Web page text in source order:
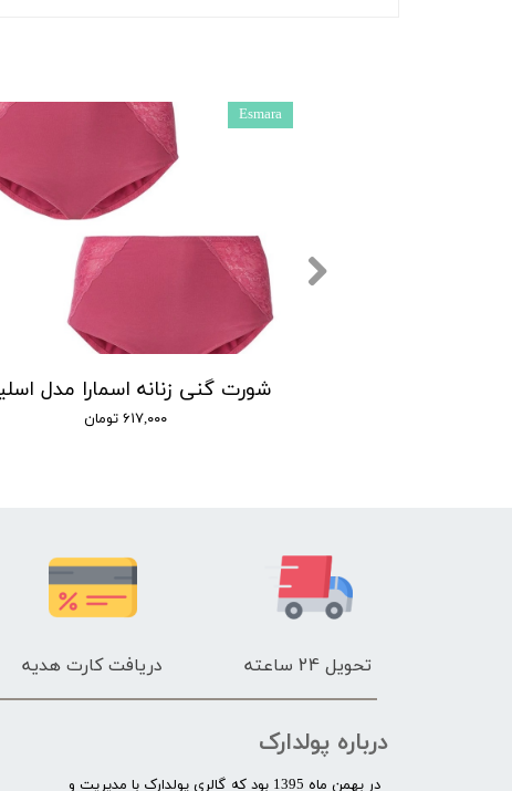
۶۱۷,۰۰۰ تومان
Esmara
تحویل 24 ساعته دریافت کارت هدیه
درباره پولدارک
در بهمن ماه 1395 بود که گالری پولدارک با مدیریت و